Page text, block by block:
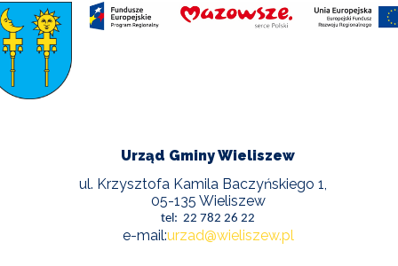
Urząd Gminy Wieliszew
ul. Krzysztofa Kamila Baczyńskiego 1,
05-135 Wieliszew
tel: 22 782 26 22
e-mail:urzad@wieliszew.pl